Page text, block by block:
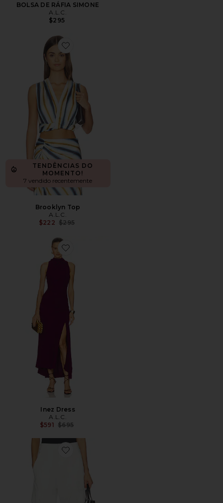
BOLSA DE RÁFIA SIMONE
A.L.C.
$295
Favorite Brooklyn Top
TENDÊNCIAS DO
MOMENTO!
7 vendido recentemente
Brooklyn Top
A.L.C.
$222 Previous price:
$295
Favorite Inez Dress
Inez Dress
A.L.C.
$591 Previous price:
$695
Favorite Carter Pant